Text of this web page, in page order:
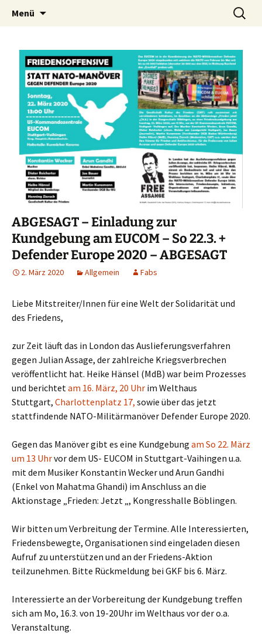
Kultur des Friedens
Kultur ist das Vergnügen, die Welt zu
verändern. – Bertolt Brecht
Menü
Suchen
nach:
ABGESAGT – Einladung zur
Kundgebung am EUCOM – So 22.3. +
Defender Europe 2020 – ABGESAGT
2. März 2020 Allgemein Fabs
Liebe Mitstreiter/Innen für eine Welt der Solidarität und
des Friedens,
zur Zeit läuft das in London das Auslieferungsverfahren
gegen Julian Assage, der zahlreiche Kriegsverbrechen
veröffentlicht hat. Heike Hänsel (MdB) war beim Prozesses
und berichtetam 16. März, 20 Uhr im Welthaus
Stuttgart, Charlottenplatz 17, sowie überdas jetzt
stattfindende NATO-Militärmanöver Defender Europe 2020.
Gegen das Manöver gibt es eine Kundgebung am So 22. März
um 13 Uhrvor dem US- EUCOM in Stuttgart-Vaihingen u.a.
mit dem Musiker Konstantin Wecker und Arun Gandhi
(Enkel von Mahatma Ghandi) im Anschluss an die
Aktionstage „Frieden: Jetzt „, Kongresshalle Böblingen.
Wir bitten um Verbreitung der Termine. Alle Interessierten,
Friedensbewegte, Organisationen sind eingeladen diesen
Aufruf zu unterstützen und an der Friedens-Aktion
teilzunehmen. Bitte Rückmeldung bei GKF bis 6. März.
Interessierte an der Vorbereitung der Kundgebung treffen
sich am Mo, 16.3. von 19-20Uhr im Welthaus vor der o.a.
Veranstaltung.